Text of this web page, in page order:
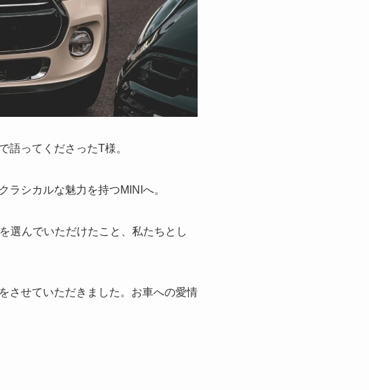
語ってくださったT様。
シカルな魅力を持つMINIへ。
選んでいただけたこと、私たちとし
させていただきました。お車への愛情